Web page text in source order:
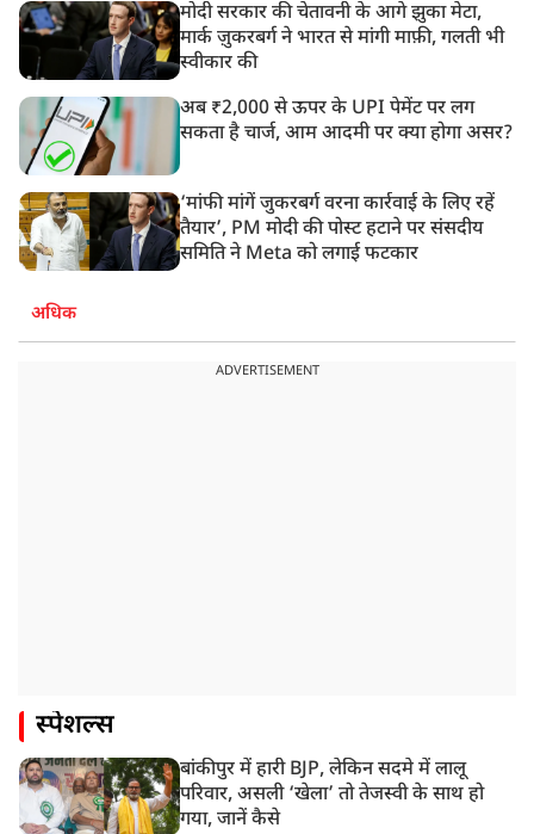
मोदी सरकार की चेतावनी के आगे झुका मेटा,
मार्क ज़ुकरबर्ग ने भारत से मांगी माफ़ी, गलती भी
स्वीकार की
अब ₹2,000 से ऊपर के UPI पेमेंट पर लग
सकता है चार्ज, आम आदमी पर क्या होगा असर?
‘मांफी मांगें जुकरबर्ग वरना कार्रवाई के लिए रहें
तैयार’, PM मोदी की पोस्ट हटाने पर संसदीय
समिति ने Meta को लगाई फटकार
अधिक
ADVERTISEMENT
स्पेशल्स
बांकीपुर में हारी BJP, लेकिन सदमे में लालू
परिवार, असली ‘खेला’ तो तेजस्वी के साथ हो
गया, जानें कैसे